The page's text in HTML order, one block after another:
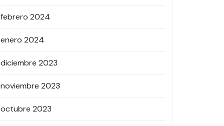
febrero 2024
enero 2024
diciembre 2023
noviembre 2023
octubre 2023